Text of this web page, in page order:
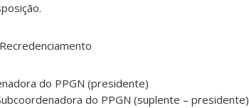
do PPGN (presidente)
do PPGN (suplente – presidente)